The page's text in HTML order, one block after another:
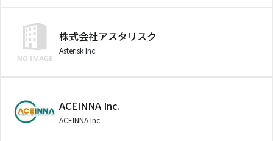
株式会社アスタリスク
Asterisk Inc.
ACEINNA Inc.
ACEINNA Inc.